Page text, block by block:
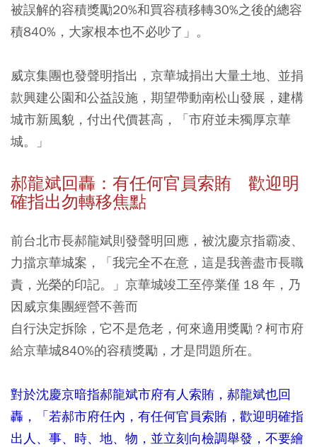
被誤解的容積獎勵20%和買容積移轉30%之後的總容
積840%，大家根本也不必吵了」。
威京集團也發聲明指出，京華城捐出大量土地、並捐
款興建公園和公益設施，期望帶動南松山發展，建構
城市新風貌，付出代價甚高，「市府並未獨厚京華
城。」
郝龍斌回轟：有任何官員索賄 歡迎明
確指出勿轉移焦點
前台北市長郝龍斌則發聲明回應，被沈慶京指霸凌、
力擋京華城案，「我完全不在意，這是我善盡市長職
責，光榮的印記。」京華城竣工至停業僅 18 年，乃
因威京集團經營不善而
自行決定拆除，它不是危老，何來適用獎勵？柯市府
給京華城840%的容積獎勵，才是問題所在。
對於沈慶京暗指郝龍斌市府有人索賄，郝龍斌也回
轟，「若郝市府任內，有任何官員索賄，歡迎明確指
出人、事、時、地、物，並立刻向檢調舉發，不要繪